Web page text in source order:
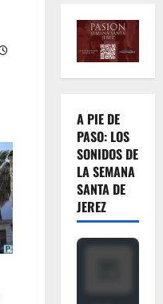
A PIE DE
PASO: LOS
SONIDOS DE
LA SEMANA
SANTA DE
JEREZ